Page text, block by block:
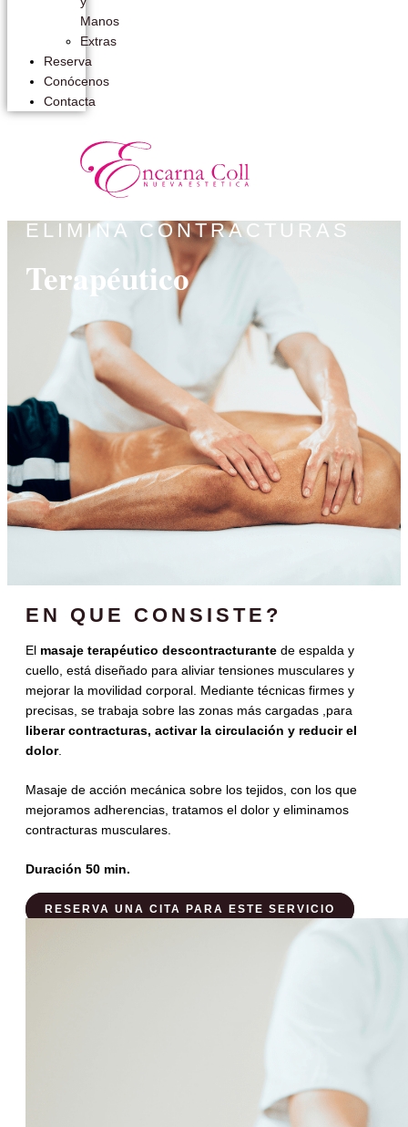
Manos
Extras
Reserva
Conócenos
Contacta
ELIMINA CONTRACTURAS
Terapéutico
EN QUE CONSISTE?
El masaje terapéutico descontracturante de espalda y
cuello, está diseñado para aliviar tensiones musculares y
mejorar la movilidad corporal. Mediante técnicas firmes y
precisas, se trabaja sobre las zonas más cargadas ,para
liberar contracturas, activar la circulación y reducir el
dolor.
Masaje de acción mecánica sobre los tejidos, con los que
mejoramos adherencias, tratamos el dolor y eliminamos
contracturas musculares.
Duración 50 min.
RESERVA UNA CITA PARA ESTE SERVICIO